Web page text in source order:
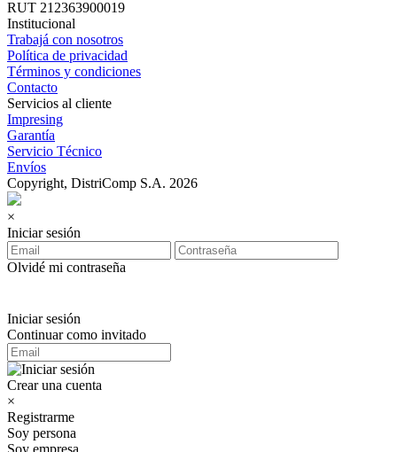
RUT 212363900019
Institucional
Trabajá con nosotros
Política de privacidad
Términos y condiciones
Contacto
Servicios al cliente
Impresing
Garantía
Servicio Técnico
Envíos
Copyright, DistriComp S.A. 2026
×
Iniciar sesión
Olvidé mi contraseña
Iniciar sesión
Continuar como invitado
Crear una cuenta
×
Registrarme
Soy persona
Soy empresa